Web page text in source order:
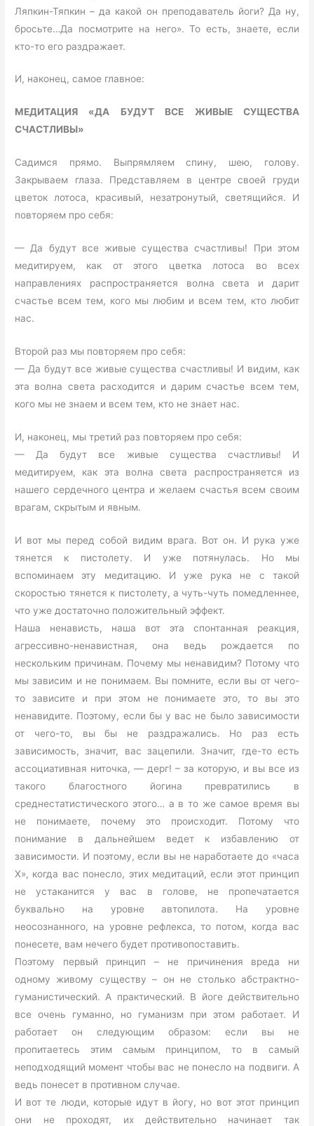
Ляпкин-Тяпкин – да какой он преподаватель йоги? Да ну,
бросьте…Да посмотрите на него». То есть, знаете, если
кто-то его раздражает.
И, наконец, самое главное:
МЕДИТАЦИЯ «ДА БУДУТ ВСЕ ЖИВЫЕ СУЩЕСТВА
СЧАСТЛИВЫ»
Садимся прямо. Выпрямляем спину, шею, голову.
Закрываем глаза. Представляем в центре своей груди
цветок лотоса, красивый, незатронутый, светящийся. И
повторяем про себя:
— Да будут все живые существа счастливы! При этом
медитируем, как от этого цветка лотоса во всех
направлениях распространяется волна света и дарит
счастье всем тем, кого мы любим и всем тем, кто любит
нас.
Второй раз мы повторяем про себя:
— Да будут все живые существа счастливы! И видим, как
эта волна света расходится и дарим счастье всем тем,
кого мы не знаем и всем тем, кто не знает нас.
И, наконец, мы третий раз повторяем про себя:
— Да будут все живые существа счастливы! И
медитируем, как эта волна света распространяется из
нашего сердечного центра и желаем счастья всем своим
врагам, скрытым и явным.
И вот мы перед собой видим врага. Вот он. И рука уже
тянется к пистолету. И уже потянулась. Но мы
вспоминаем эту медитацию. И уже рука не с такой
скоростью тянется к пистолету, а чуть-чуть помедленнее,
что уже достаточно положительный эффект.
Наша ненависть, наша вот эта спонтанная реакция,
агрессивно-ненавистная, она ведь рождается по
нескольким причинам. Почему мы ненавидим? Потому что
мы зависим и не понимаем. Вы помните, если вы от чего-
то зависите и при этом не понимаете это, то вы это
ненавидите. Поэтому, если бы у вас не было зависимости
от чего-то, вы бы не раздражались. Но раз есть
зависимость, значит, вас зацепили. Значит, где-то есть
ассоциативная ниточка, — дерг! – за которую, и вы все из
такого благостного йогина превратились в
среднестатистического этого… а в то же самое время вы
не понимаете, почему это происходит. Потому что
понимание в дальнейшем ведет к избавлению от
зависимости. И поэтому, если вы не наработаете до «часа
Х», когда вас понесло, этих медитаций, если этот принцип
не устаканится у вас в голове, не пропечатается
буквально на уровне автопилота. На уровне
неосознанного, на уровне рефлекса, то потом, когда вас
понесете, вам нечего будет противопоставить.
Поэтому первый принцип – не причинения вреда ни
одному живому существу – он не столько абстрактно-
гуманистический. А практический. В йоге действительно
все очень гуманно, но гуманизм при этом работает. И
работает он следующим образом: если вы не
пропитаетесь этим самым принципом, то в самый
неподходящий момент чтобы вас не понесло на подвиги. А
ведь понесет в противном случае.
И вот те люди, которые идут в йогу, но вот этот принцип
они не проходят, их действительно начинает так